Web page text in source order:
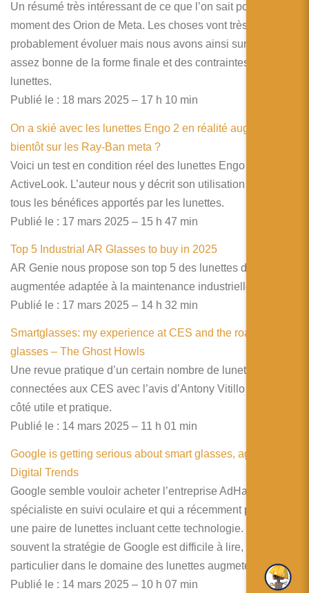
Un résumé très intéressant de ce que l’on sait pour le
moment des Orion de Meta. Les choses vont très
probablement évoluer mais nous avons ainsi sur idée
assez bonne de la forme finale et des contraintes de ces
lunettes.
Publié le : 18 mars 2025 – 17 h 10 min
On a skié avec les lunettes Engo 2 en réalité augmentée :
bientôt sur les Ray-Ban meta ?
Voici un test en condition réel des lunettes Engo 2 de
ActiveLook. L’auteur nous y décrit son utilisation au ski et
tous les bénéfices apportés par les lunettes.
Publié le : 17 mars 2025 – 15 h 47 min
Top 5 Industrial AR Glasses to buy in 2025
AR Genie nous propose son top 5 des lunettes de réalité
augmentée adaptée à la maintenance industrielle.
Publié le : 17 mars 2025 – 14 h 32 min
Smartglasses: my experience at CES and the road to AR
glasses – The Ghost Howls
Une revue pratique d’un certain nombre de lunettes
connectées aux CES avec l’avis d’Antony Vitillo sur leur
côté utile et pratique.
Publié le : 14 mars 2025 – 11 h 01 min
Google is getting serious about smart glasses, again |
Digital Trends
Google semble vouloir acheter l’entreprise AdHawk
spécialiste en suivi oculaire et qui a récemment présenté
une paire de lunettes incluant cette technologie. Comme
souvent la stratégie de Google est difficile à lire, en
particulier dans le domaine des lunettes augmetées.
Publié le : 14 mars 2025 – 10 h 07 min